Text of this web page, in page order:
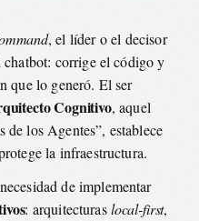
, el líder o el decisor
corrige el código y
que lo generó. El ser
Cognitivo, aquel
de los Agentes”, establece
la infraestructura.
de implementar
: arquitecturaslocal-first,